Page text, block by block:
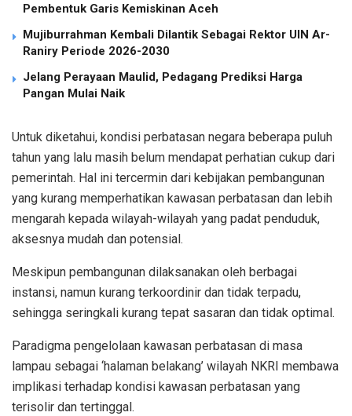
Pembentuk Garis Kemiskinan Aceh
Mujiburrahman Kembali Dilantik Sebagai Rektor UIN Ar-
Raniry Periode 2026-2030
Jelang Perayaan Maulid, Pedagang Prediksi Harga
Pangan Mulai Naik
Untuk diketahui, kondisi perbatasan negara beberapa puluh
tahun yang lalu masih belum mendapat perhatian cukup dari
pemerintah. Hal ini tercermin dari kebijakan pembangunan
yang kurang memperhatikan kawasan perbatasan dan lebih
mengarah kepada wilayah-wilayah yang padat penduduk,
aksesnya mudah dan potensial.
Meskipun pembangunan dilaksanakan oleh berbagai
instansi, namun kurang terkoordinir dan tidak terpadu,
sehingga seringkali kurang tepat sasaran dan tidak optimal.
Paradigma pengelolaan kawasan perbatasan di masa
lampau sebagai ‘halaman belakang’ wilayah NKRI membawa
implikasi terhadap kondisi kawasan perbatasan yang
terisolir dan tertinggal.